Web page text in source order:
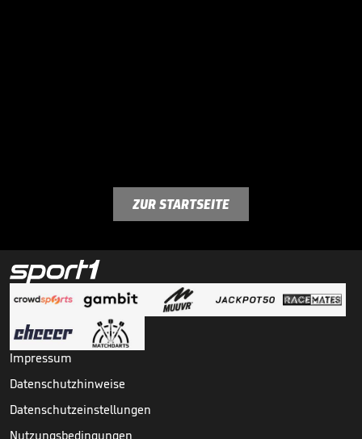
ZUR STARTSEITE
Impressum
Datenschutzhinweise
Datenschutzeinstellungen
Nutzungsbedingungen